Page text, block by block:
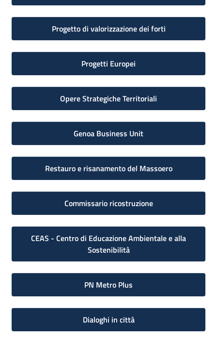
Progetto di valorizzazione dei forti
Progetti Europei
Opere Strategiche Territoriali
Genoa Business Unit
Restauro e risanamento del Massoero
Commissario ricostruzione
CEAS - Centro di Educazione Ambientale e alla
Sostenibilità
PN Metro Plus
Dialoghi in città